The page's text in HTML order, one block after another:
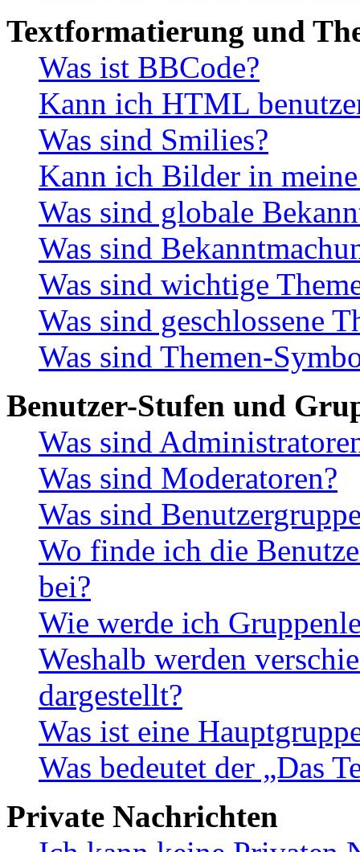
Textformatierung und
Was ist BBCode?
Kann ich HTML
Was sind Smilies?
Kann ich Bilder in
Was sind globale
Was sind
Was sind wichtige
Was sind geschlossene
Was sind Themen-
Benutzer-Stufen und
Was sind
Was sind Moderatoren?
Was sind
Wo finde ich die
bei?
Wie werde ich
Weshalb werden
dargestellt?
Was ist eine
Was bedeutet der „Das
Private Nachrichten